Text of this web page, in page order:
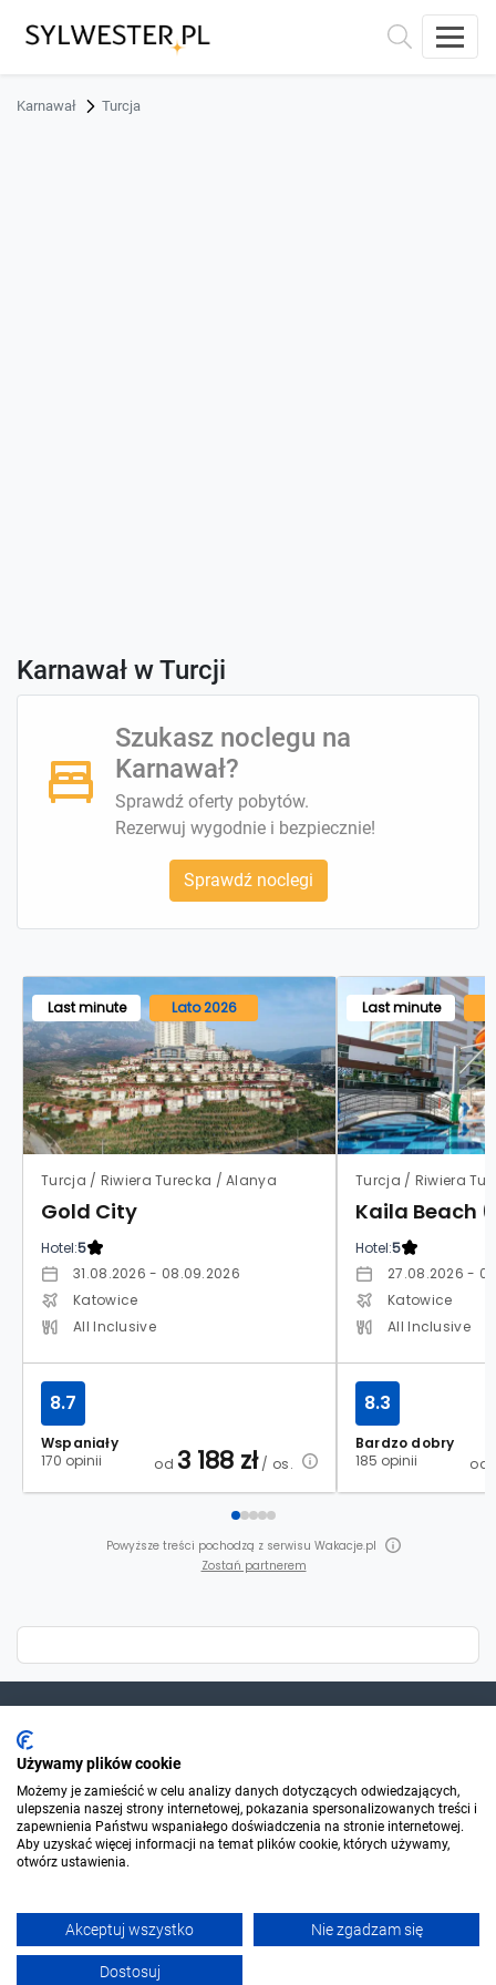
Karnawał Turcja
Karnawał w Turcji
Szukasz noclegu na
Karnawał?
Sprawdź oferty pobytów.
Rezerwuj wygodnie i bezpiecznie!
Sprawdź noclegi
Last minute Lato 2026
Turcja / Riwiera Turecka / Alanya
Gold City
Hotel:5
31.08.2026 - 08.09.2026
Katowice
All Inclusive
Wspaniały
170 opinii
8.7
od 3 188 zł/ os.
Last minute
Turcja / Riwiera
Kaila Beach
Hotel:5
27.08.2026 -
Katowice
All Inclusive
Bardzo dobry
185 opinii
8.3
od
Powyższe treści pochodzą z serwisu Wakacje.pl
Zostań partnerem
Dla szukających
Dla organizatorów
© 2006-2026 Sylwester.pl
Używamy plików cookie
Możemy je zamieścić w celu analizy danych dotyczących odwiedzających,
ulepszenia naszej strony internetowej, pokazania spersonalizowanych treści i
zapewnienia Państwu wspaniałego doświadczenia na stronie internetowej.
Aby uzyskać więcej informacji na temat plików cookie, których używamy,
otwórz ustawienia.
Akceptuj wszystko Nie zgadzam się
Dostosuj